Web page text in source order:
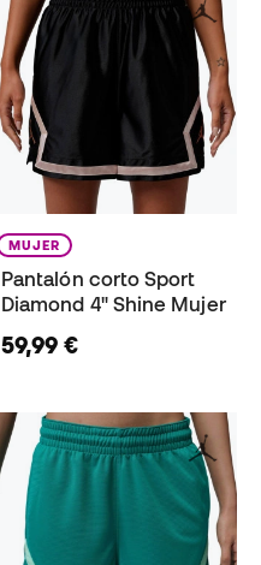
MUJER
Pantalón corto Sport
Diamond 4" Shine Mujer
59,99 €